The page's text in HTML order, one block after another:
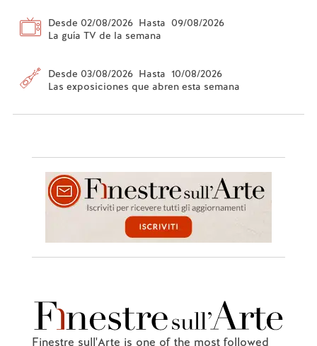
Desde 02/08/2026 Hasta 09/08/2026
La guía TV de la semana
Desde 03/08/2026 Hasta 10/08/2026
Las exposiciones que abren esta semana
Finestre sull'Arte is one of the most followed